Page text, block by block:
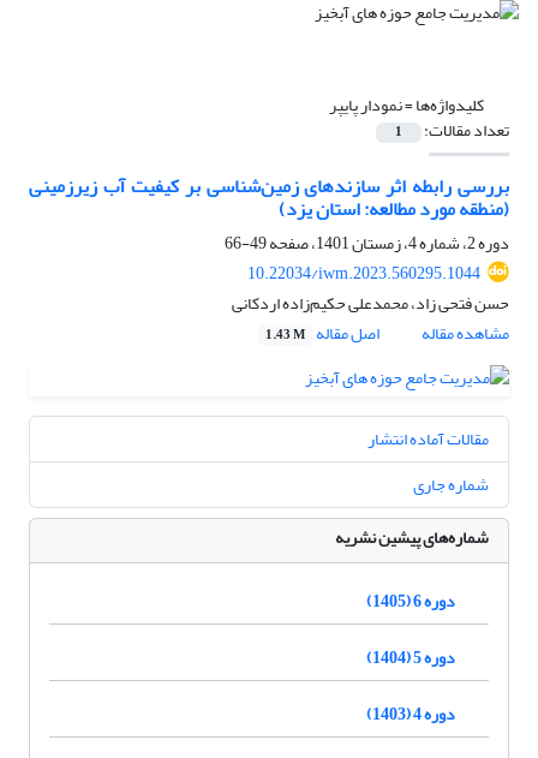
کلیدواژه‌ها =نمودار پایپر
تعداد مقالات: 1
بررسی رابطه اثر سازندهای زمین‌شناسی بر کیفیت آب زیرزمینی
(منطقه مورد مطالعه: استان یزد)
دوره 2، شماره 4، زمستان 1401، صفحه
49-66
10.22034/iwm.2023.560295.1044
حسن فتحی زاد، محمد‌علی حکیم‌زاده اردکانی
مشاهده مقاله
اصل مقاله 1.43 M
مقالات آماده انتشار
شماره جاری
شماره‌های پیشین نشریه
دوره 6 (1405)
دوره 5 (1404)
دوره 4 (1403)